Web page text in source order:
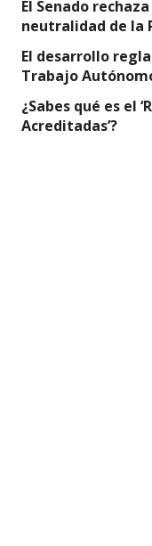
El Senado
neutralidad de la
El desarrollo
Trabajo
¿Sabes qué es el
Acreditadas’?